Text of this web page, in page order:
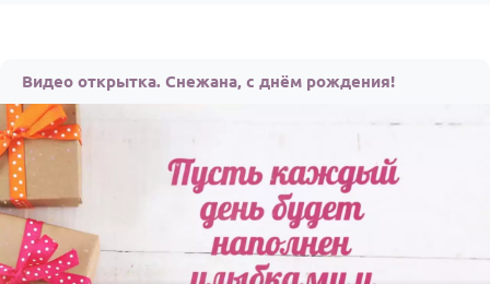
Видео открытка. Снежана, с днём рождения!